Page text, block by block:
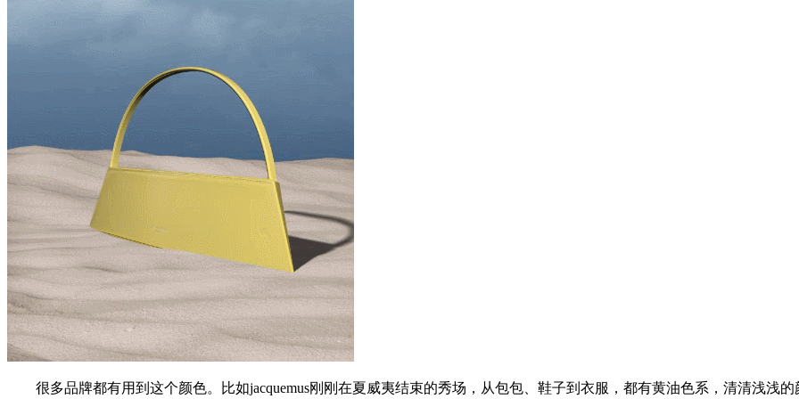
很多品牌都有用到这个颜色。比如jacquemus刚刚在夏威夷结束的秀场，从包包、鞋子到衣服，都有黄油色系，清清浅浅的